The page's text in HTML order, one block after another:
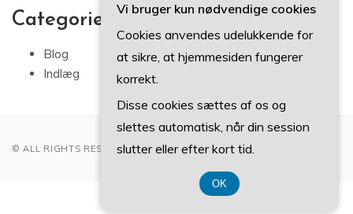
Categories
Blog
Indlæg
© ALL RIGHTS RESERVED 2022
Vi bruger kun nødvendige cookies
Cookies anvendes udelukkende for
at sikre, at hjemmesiden fungerer
korrekt.
Disse cookies sættes af os og
slettes automatisk, når din session
slutter eller efter kort tid.
OK